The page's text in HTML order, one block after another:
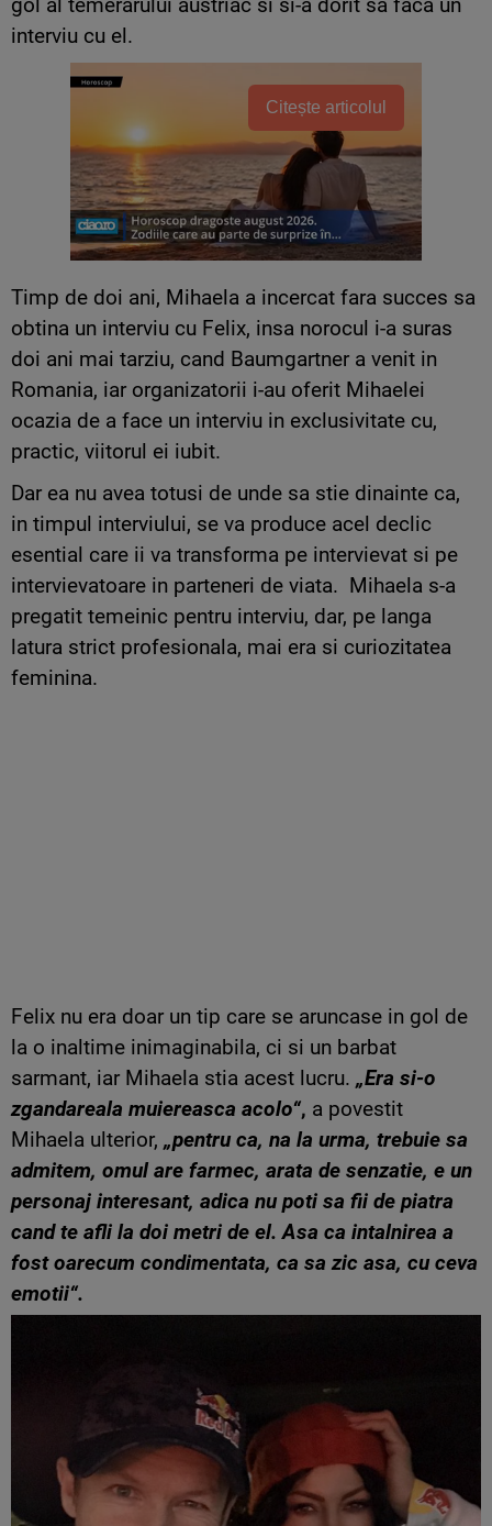
interviu cu el.
Citește articolul
Timp de doi ani, Mihaela a incercat fara succes sa
obtina un interviu cu Felix, insa norocul i-a suras
doi ani mai tarziu, cand Baumgartner a venit in
Romania, iar organizatorii i-au oferit Mihaelei
ocazia de a face un interviu in exclusivitate cu,
practic, viitorul ei iubit.
Dar ea nu avea totusi de unde sa stie dinainte ca,
in timpul interviului, se va produce acel declic
esential care ii va transforma pe intervievat si pe
intervievatoare in parteneri de viata. Mihaela s-a
pregatit temeinic pentru interviu, dar, pe langa
latura strict profesionala, mai era si curiozitatea
feminina.
Felix nu era doar un tip care se aruncase in gol de
la o inaltime inimaginabila, ci si un barbat
sarmant, iar Mihaela stia acest lucru. „Era si-o
zgandareala muiereasca acolo“, a povestit
Mihaela ulterior, „pentru ca, na la urma, trebuie sa
admitem, omul are farmec, arata de senzatie, e un
personaj interesant, adica nu poti sa fii de piatra
cand te afli la doi metri de el. Asa ca intalnirea a
fost oarecum condimentata, ca sa zic asa, cu ceva
emotii“.